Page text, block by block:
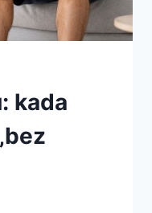
kada